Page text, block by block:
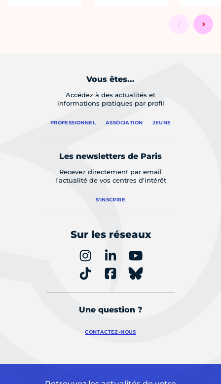
Vous êtes...
Accédez à des actualités et
informations pratiques par profil
PROFESSIONNEL ASSOCIATION JEUNE
Les newsletters de Paris
Recevez directement par email
l'actualité de vos centres d'intérêt
S'INSCRIRE
Sur les réseaux
Une question ?
CONTACTEZ-NOUS